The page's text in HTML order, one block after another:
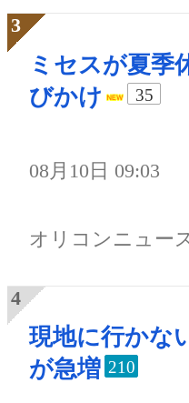
ミセスが夏季
びかけ
35
08月10日 09:03
オリコンニュー
現地に行かな
が急増 210